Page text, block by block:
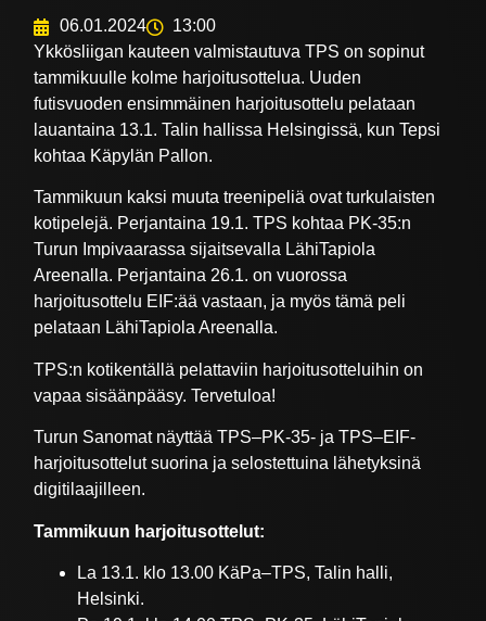
06.01.2024
13:00
Ykkösliigan kauteen valmistautuva TPS on sopinut
tammikuulle kolme harjoitusottelua. Uuden
futisvuoden ensimmäinen harjoitusottelu pelataan
lauantaina 13.1. Talin hallissa Helsingissä, kun Tepsi
kohtaa Käpylän Pallon.
Tammikuun kaksi muuta treenipeliä ovat turkulaisten
kotipelejä. Perjantaina 19.1. TPS kohtaa PK-35:n
Turun Impivaarassa sijaitsevalla LähiTapiola
Areenalla. Perjantaina 26.1. on vuorossa
harjoitusottelu EIF:ää vastaan, ja myös tämä peli
pelataan LähiTapiola Areenalla.
TPS:n kotikentällä pelattaviin harjoitusotteluihin on
vapaa sisäänpääsy. Tervetuloa!
Turun Sanomat näyttää TPS–PK-35- ja TPS–EIF-
harjoitusottelut suorina ja selostettuina lähetyksinä
digitilaajilleen.
Tammikuun harjoitusottelut:
La 13.1. klo 13.00 KäPa–TPS, Talin halli,
Helsinki.